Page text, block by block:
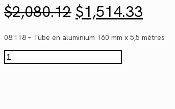
$2,080.12 Le
prix
initial
était :
$2,080.12.
$1,514.33
prix
actuel
est :
08.118 – Tube en aluminium 160 mm x 5,5 mètres
quantité
de